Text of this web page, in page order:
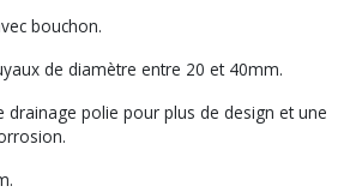
bouchon.
de diamètre entre 20 et 40mm.
drainage polie pour plus de design et une